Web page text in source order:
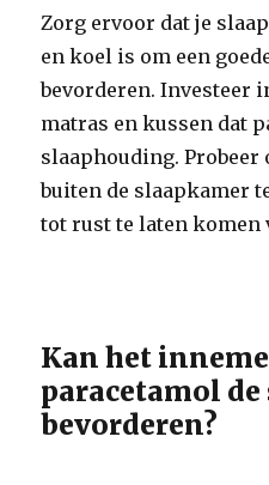
Zorg ervoor dat je
en koel is om een
bevorderen. Investeer
matras en kussen dat
slaaphouding. Probeer
buiten de slaapkamer
tot rust te laten komen
Kan het
paracetamol de
bevorderen?